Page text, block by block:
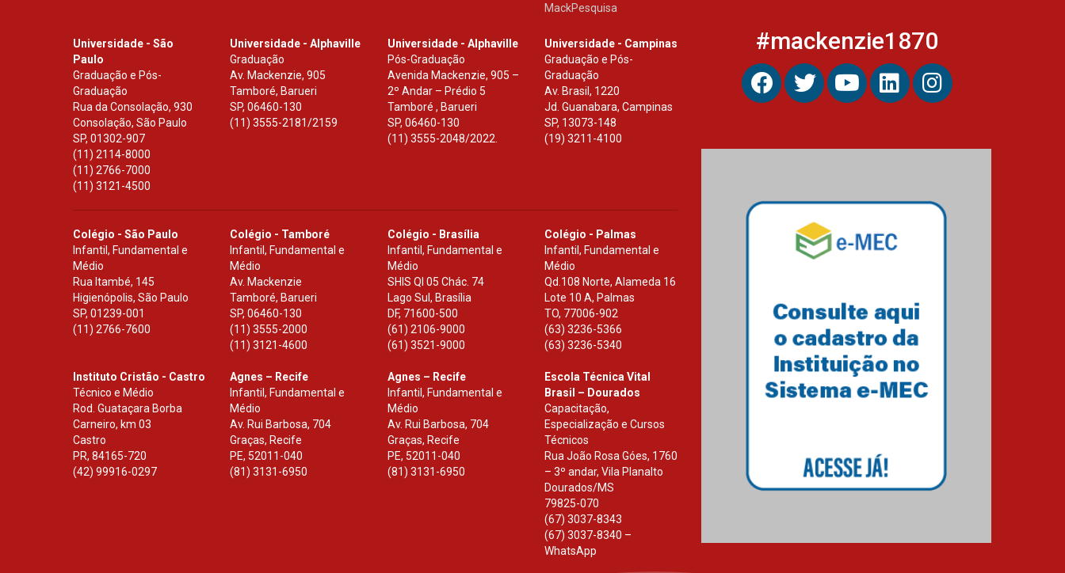
MackPesquisa
Universidade - São
Paulo
Graduação e Pós-
Graduação
Rua da Consolação, 930
Consolação, São Paulo
SP, 01302-907
(11) 2114-8000
(11) 2766-7000
(11) 3121-4500
Universidade - Alphaville
Graduação
Av. Mackenzie, 905
Tamboré, Barueri
SP,06460-130
(11) 3555-2181/2159
Universidade - Alphaville
Pós-Graduação
Avenida Mackenzie, 905 –
2º Andar – Prédio 5
Tamboré , Barueri
SP, 06460-130
(11) 3555-2048/2022.
Universidade - Campinas
Graduação e Pós-
Graduação
Av. Brasil, 1220
Jd. Guanabara, Campinas
SP, 13073-148
(19) 3211-4100
Colégio - São Paulo
Infantil, Fundamental e
Médio
Rua Itambé, 145
Higienópolis, São Paulo
SP, 01239-001
(11) 2766-7600
Colégio - Tamboré
Infantil, Fundamental e
Médio
Av. Mackenzie
Tamboré, Barueri
SP,06460-130
(11) 3555-2000
(11) 3121-4600
Colégio - Brasília
Infantil, Fundamental e
Médio
SHIS Ql 05 Chác. 74
Lago Sul, Brasília
DF, 71600-500
(61) 2106-9000
(61) 3521-9000
Colégio - Palmas
Infantil, Fundamental e
Médio
Qd.108 Norte, Alameda 16
Lote 10 A, Palmas
TO, 77006-902
(63) 3236-5366
(63) 3236-5340
Instituto Cristão - Castro
Técnico e Médio
Rod. Guataçara Borba
Carneiro, km 03
Castro
PR, 84165-720
(42) 99916-0297
Agnes – Recife
Infantil, Fundamental e
Médio
Av. Rui Barbosa, 704
Graças, Recife
PE, 52011-040
(81) 3131-6950
Agnes – Recife
Infantil, Fundamental e
Médio
Av. Rui Barbosa, 704
Graças, Recife
PE, 52011-040
(81) 3131-6950
Escola Técnica Vital
Brasil – Dourados
Capacitação,
Especialização e Cursos
Técnicos
Rua João Rosa Góes, 1760
– 3º andar, Vila Planalto
Dourados/MS
79825-070
(67) 3037-8343
(67) 3037-8340 –
WhatsApp
#mackenzie1870